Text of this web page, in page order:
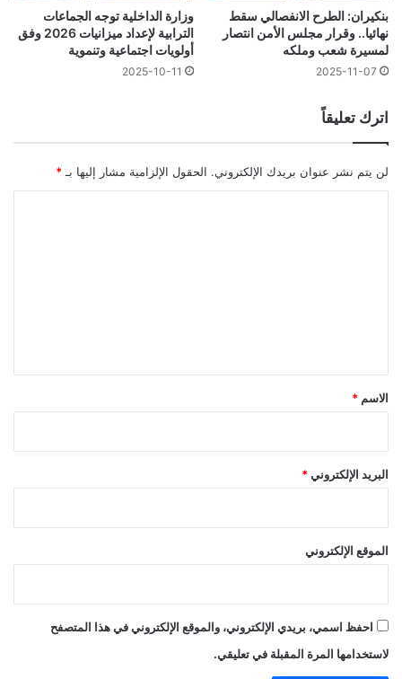
بنكيران: الطرح الانفصالي سقط
نهائيا.. وقرار مجلس الأمن انتصار
لمسيرة شعب وملكه
2025-11-07
وزارة الداخلية توجه الجماعات
الترابية لإعداد ميزانيات 2026 وفق
أولويات اجتماعية وتنموية
2025-10-11
اترك تعليقاً
لن يتم نشر عنوان بريدك الإلكتروني. الحقول الإلزامية مشار إليها بـ *
*
الاسم *
البريد الإلكتروني *
الموقع الإلكتروني
احفظ اسمي، بريدي الإلكتروني، والموقع الإلكتروني في هذا المتصفح
لاستخدامها المرة المقبلة في تعليقي.